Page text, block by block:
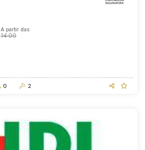
A partir das
14:00
0 2